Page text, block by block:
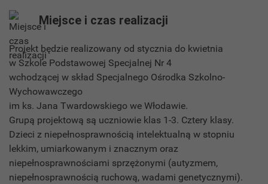
Miejsce i czas realizacji
Projekt będzie realizowany od stycznia do kwietnia
w Szkole Podstawowej Specjalnej Nr 4
wchodzącej w skład Specjalnego Ośrodka Szkolno-
Wychowawczego
im ks. Jana Twardowskiego we Włodawie.
Grupą projektową są uczniowie klas 1-3. Cztery klasy.
Dzieci z niepełnosprawnością intelektualną w stopniu
lekkim, umiarkowanym i znacznym oraz
niepełnosprawnościami sprzężonymi (autyzmem,
niepełnosprawnością ruchową, wadami genetycznymi).